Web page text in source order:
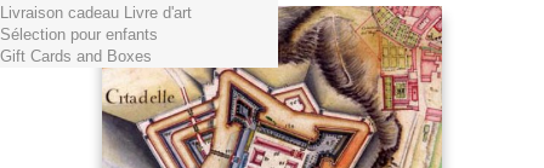
Livraison cadeau Livre d'art
Sélection pour enfants
Gift Cards and Boxes